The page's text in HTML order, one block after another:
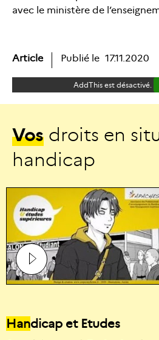
avec le ministère de
Article Publié le 17.11.2020
AddThis est désactivé.
Vos droits en sit
handicap
Handicap et Etudes